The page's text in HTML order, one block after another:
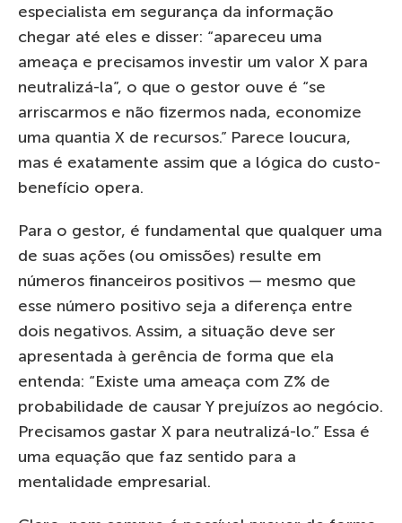
especialista em segurança da informação
chegar até eles e disser: “apareceu uma
ameaça e precisamos investir um valor X para
neutralizá-la”, o que o gestor ouve é “se
arriscarmos e não fizermos nada, economize
uma quantia X de recursos.” Parece loucura,
mas é exatamente assim que a lógica do custo-
benefício opera.
Para o gestor, é fundamental que qualquer uma
de suas ações (ou omissões) resulte em
números financeiros positivos — mesmo que
esse número positivo seja a diferença entre
dois negativos. Assim, a situação deve ser
apresentada à gerência de forma que ela
entenda: “Existe uma ameaça com Z% de
probabilidade de causar Y prejuízos ao negócio.
Precisamos gastar X para neutralizá-lo.” Essa é
uma equação que faz sentido para a
mentalidade empresarial.